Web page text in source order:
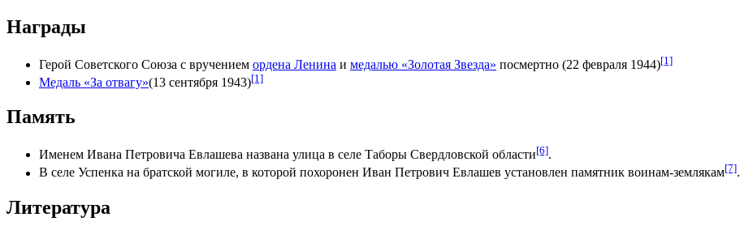
Награды
Герой Советского Союза с вручением ордена Ленина и медалью «Золотая Звезда» посмертно (22 февраля 1944)[1]
Медаль «За отвагу»(13 сентября 1943)[1]
Память
Именем Ивана Петровича Евлашева названа улица в селе Таборы Свердловской области[6].
В селе Успенка на братской могиле, в которой похоронен Иван Петрович Евлашев установлен памятник воинам-землякам[7].
Литература